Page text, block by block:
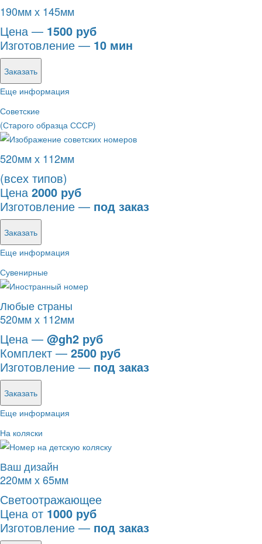
190мм х 145мм
Цена — 1500 руб
Изготовление — 10 мин
Заказать
Еще информация
Советские
(Старого образца СССР)
520мм х 112мм
(всех типов)
Цена 2000 руб
Изготовление — под заказ
Заказать
Еще информация
Сувенирные
Любые страны
520мм х 112мм
Цена — @gh2 руб
Комплект — 2500 руб
Изготовление — под заказ
Заказать
Еще информация
На коляски
Ваш дизайн
220мм х 65мм
Светоотражающее
Цена от 1000 руб
Изготовление — под заказ